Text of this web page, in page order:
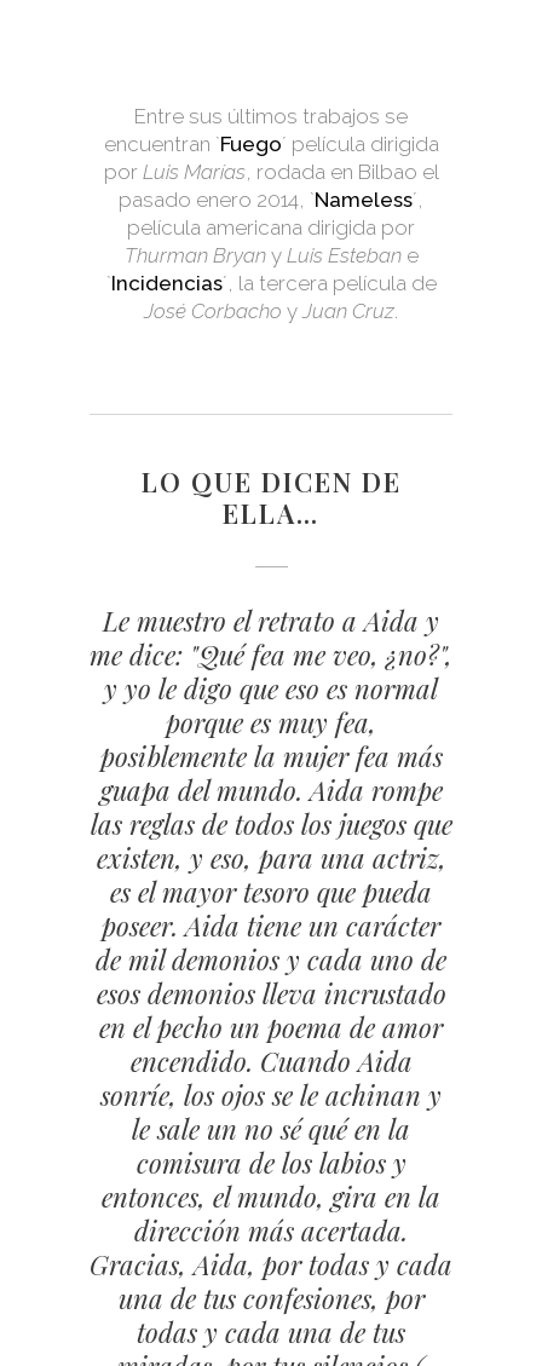
Entre sus últimos trabajos se
encuentran `Fuego´ película dirigida
por Luis Marías, rodada en Bilbao el
pasado enero 2014, `Nameless´,
película americana dirigida por
Thurman Bryany Luis Estebane
`Incidencias´, la tercera película de
José Corbacho y Juan Cruz
LO QUE DICEN DE
ELLA…
Trabajé con ella cuando era
una niña de 14 años, pero ya
una actriz, aunque tal vez ella
no lo sabía. Necesitaba una
adolescente para interpretar a
la niña protagonista de "El
Embrujo de Shanghai". Tras un
casting exhaustivo, cientos de
chicas, en distintas ciudades...
un día apareció Aida. Llegó al
final de la tarde. Y al momento
supimos que era lo que
buscábamos. Aún así, le
seguimos haciendo pruebas
durante un tiempo. Era un
proyecto muy complicado y
había que estar seguros. Diez
años después de aquel rodaje, he
vuelto a tener el placer -y la
suerte- de rodar de nuevo con
Aida. Ahora ya era ya una
mujer. Y una Actriz. Pero no
El cine es un lugar mejor desde
que Aida llegó. A veces peco de
exagerado, pero en este caso me
quedaré corto seguro. El rostro
de Aida debería ser declarado
Patrimonio de la Humanidad,
porque es arte, elegancia,
sensibilidad y perfección. Mi
amiga encima ha tenido la
inteligencia de pulir esa belleza
innata para dar forma a los
personajes más interesantes y
maduros del cine español.
Podría hacer referencias que
evocan al neorrealismo
italiano, o a muchos de los
personajes femeninos de la
Nouvelle Vague pero ella es en
sí misma abrumadoramente
inspiradora y no tiene
comparación. Como anécdota
me gustaría compartir algo.
Le muestro el retrato a Aida y
me dice: "Qué fea me veo, ¿no?",
y yo le digo que eso es normal
porque es muy fea,
posiblemente la mujer fea más
guapa del mundo. Aida rompe
las reglas de todos los juegos que
existen, y eso, para una actriz,
es el mayor tesoro que pueda
poseer. Aida tiene un carácter
de mil demonios y cada uno de
esos demonios lleva incrustado
en el pecho un poema de amor
encendido. Cuando Aida
sonríe, los ojos se le achinan y
le sale un no sé qué en la
comisura de los labios y
entonces, el mundo, gira en la
dirección más acertada.
Gracias, Aida, por todas y cada
una de tus confesiones, por
todas y cada una de tus